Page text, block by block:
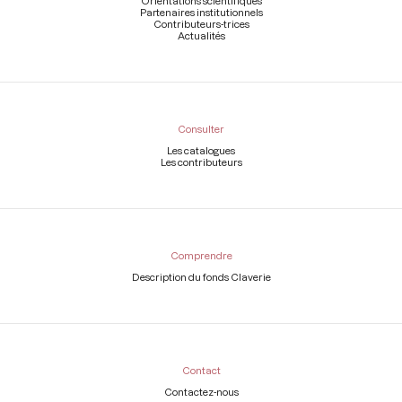
Partenaires institutionnels
Contributeurs-trices
Actualités
Consulter
Les catalogues
Les contributeurs
Comprendre
Description du fonds Claverie
Contact
Contactez-nous